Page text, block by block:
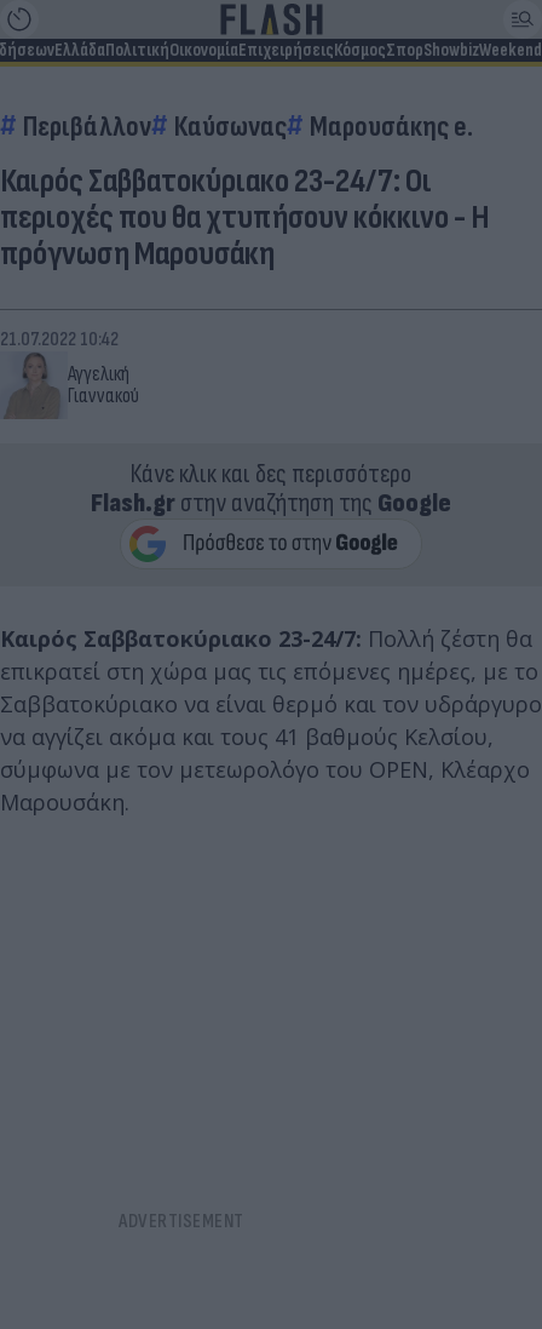
ΕλλάδαΠολιτικήΟικονομίαΕπιχειρήσειςΚόσμοςΣπορShowbizWeekend
Περιβάλλον Καύσωνας Μαρουσάκης e.
Καιρός Σαββατοκύριακο 23-24/7: Οι
περιοχές που θα χτυπήσουν κόκκινο - Η
πρόγνωση Μαρουσάκη
Αγγελική
Γιαννακού
21.07.2022 10:42
Κάνε κλικ και δες περισσότερο
Flash.grστην αναζήτηση της Google
Καιρός Σαββατοκύριακο 23-24/7: Πολλή ζέστη θα
επικρατεί στη χώρα μας τις επόμενες ημέρες, με το
Σαββατοκύριακο να είναι θερμό και τον υδράργυρο
να αγγίζει ακόμα και τους 41 βαθμούς Κελσίου,
σύμφωνα με τον μετεωρολόγο του OPEN, Κλέαρχο
Μαρουσάκη.